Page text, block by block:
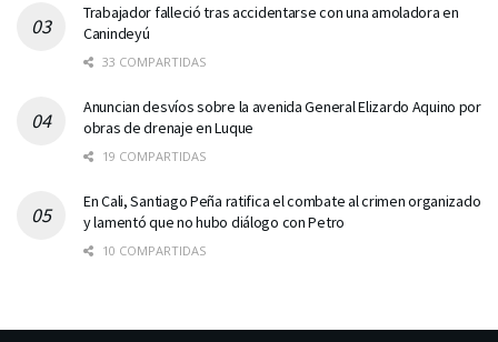
Trabajador falleció tras accidentarse con una amoladora en
Canindeyú
33 COMPARTIDAS
Anuncian desvíos sobre la avenida General Elizardo Aquino por
obras de drenaje en Luque
19 COMPARTIDAS
En Cali, Santiago Peña ratifica el combate al crimen organizado
y lamentó que no hubo diálogo con Petro
10 COMPARTIDAS